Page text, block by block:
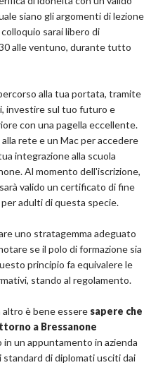
siano gli argomenti di lezione
sarai libero di
alle ventuno, durante tutto
alla tua portata, tramite
investire sul tuo futuro e
con una pagella eccellente.
rete e un Mac per accedere
integrazione alla scuola
Al momento dell'iscrizione,
valido un certificato di fine
adulti di questa specie.
uno stratagemma adeguato
se il polo di formazione sia
principio fa equivalere le
stando al regolamento.
è bene essere sapere che
a Bressanone
un appuntamento in azienda
di diplomati usciti dai